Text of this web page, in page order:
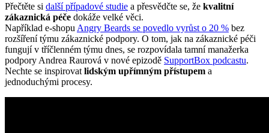
Přečtěte si další případové studie a přesvědčte se, že kvalitní
zákaznická péče dokáže velké věci.
Například e-shopu Angry Beards se povedlo vyrůst o 20 % bez
rozšíření týmu zákaznické podpory. O tom, jak na zákaznické péči
fungují v tříčlenném týmu dnes, se rozpovídala tamní manažerka
podpory Andrea Raurová v nové epizodě SupportBox podcastu.
Nechte se inspirovat lidským upřímným přístupem a
jednoduchými procesy.